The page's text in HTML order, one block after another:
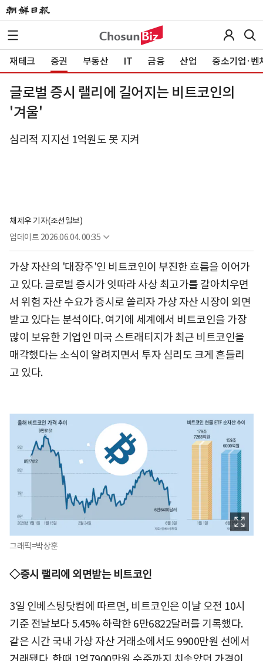
재테크 증권 부동산 IT 금융 산업 중소기업·벤
글로벌 증시 랠리에 길어지는 비트코인의
'겨울'
심리적 지지선 1억원도 못 지켜
채제우 기자(조선일보)
업데이트 2026.06.04. 00:35
가상 자산의 '대장주'인 비트코인이 부진한 흐름을 이어가
고 있다. 글로벌 증시가 잇따라 사상 최고가를 갈아치우면
서 위험 자산 수요가 증시로 쏠리자 가상 자산 시장이 외면
받고 있다는 분석이다. 여기에 세계에서 비트코인을 가장
많이 보유한 기업인 미국 스트래티지가 최근 비트코인을
매각했다는 소식이 알려지면서 투자 심리도 크게 흔들리
고 있다.
그래픽=박상훈
◇증시 랠리에 외면받는 비트코인
3일 인베스팅닷컴에 따르면, 비트코인은 이날 오전 10시
기준 전날보다 5.45% 하락한 6만6822달러를 기록했다.
같은 시간 국내 가상 자산 거래소에서도 9900만원 선에서